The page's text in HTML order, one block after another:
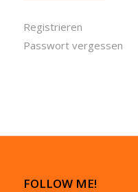
Registrieren
Passwort vergessen
FOLLOW ME!